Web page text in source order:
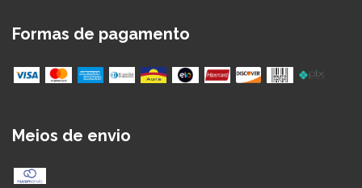
Formas de pagamento
Meios de envio